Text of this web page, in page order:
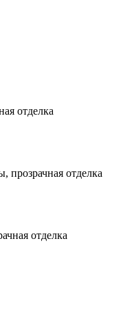
отделка
прозрачная отделка
отделка